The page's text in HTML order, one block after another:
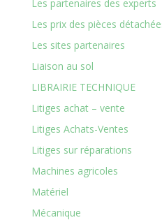
Les partenaires des experts
Les prix des pièces
Les sites partenaires
Liaison au sol
LIBRAIRIE TECHNIQUE
Litiges achat – vente
Litiges Achats-Ventes
Litiges sur réparations
Machines agricoles
Matériel
Mécanique